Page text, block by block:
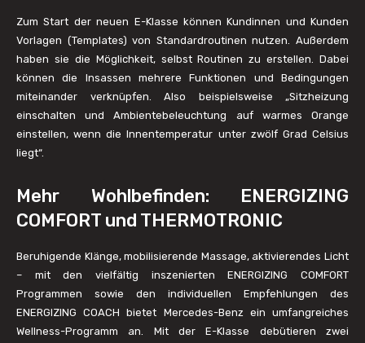
Zum Start der neuen E-Klasse können Kundinnen und Kunden
Vorlagen (Templates) von Standardroutinen nutzen. Außerdem
haben sie die Möglichkeit, selbst Routinen zu erstellen. Dabei
können die Insassen mehrere Funktionen und Bedingungen
miteinander verknüpfen. Also beispielsweise „Sitzheizung
einschalten und Ambientebeleuchtung auf warmes Orange
einstellen, wenn die Innentemperatur unter zwölf Grad Celsius
liegt“.
Mehr Wohlbefinden: ENERGIZING
COMFORT und THERMOTRONIC
Beruhigende Klänge, mobilisierende Massage, aktivierendes Licht
– mit den vielfältig inszenierten ENERGIZING COMFORT
Programmen sowie den individuellen Empfehlungen des
ENERGIZING COACH bietet Mercedes-Benz ein umfangreiches
Wellness-Programm an. Mit der E-Klasse debütieren zwei